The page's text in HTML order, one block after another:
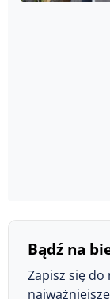
Bądź na
Zapisz się